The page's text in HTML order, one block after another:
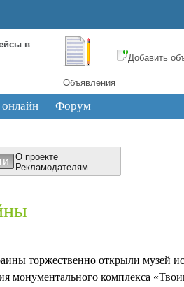
в
Объявления
Добавить
Форум
О проекте
Рекламодателям
торжественно открыли музей
комплекса